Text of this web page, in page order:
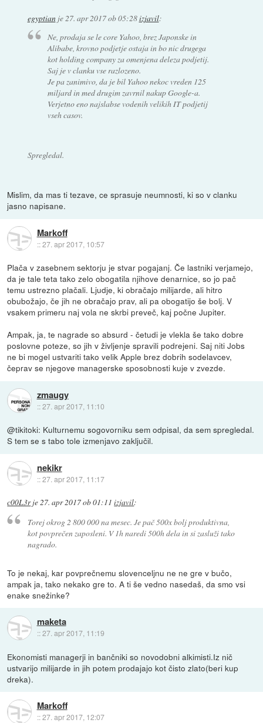
egyptianje 27. apr 2017 ob 05:28izjavil:
Ne, prodaja se le core Yahoo, brez Japonske in
Alibabe, krovno podjetje ostaja in bo nic drugega
kot holding company za omenjena deleza podjetij.
Saj je v clanku vse razlozeno.
Je pa zanimivo, da je bil Yahoo nekoc vreden 125
miljard in med drugim zavrnil nakup Google-a.
Verjetno eno najslabse vodenih velikih IT podjetij
vseh casov.
Spregledal.
Mislim, da mas ti tezave, ce sprasuje neumnosti, ki so v clanku
jasno napisane.
Markoff
::27. apr 2017, 10:57
Plača v zasebnem sektorju je stvar pogajanj. Če lastniki verjamejo,
da je tale teta tako zelo obogatila njihove denarnice, so jo pač
temu ustrezno plačali. Ljudje, ki obračajo milijarde, ali hitro
obubožajo, če jih ne obračajo prav, ali pa obogatijo še bolj. V
vsakem primeru naj vola ne skrbi preveč, kaj počne Jupiter.
Ampak, ja, te nagrade so absurd - četudi je vlekla še tako dobre
poslovne poteze, so jih v življenje spravili podrejeni. Saj niti Jobs
ne bi mogel ustvariti tako velik Apple brez dobrih sodelavcev,
čeprav se njegove managerske sposobnosti kuje v zvezde.
zmaugy
::27. apr 2017, 11:10
@tikitoki: Kulturnemu sogovorniku sem odpisal, da sem spregledal.
S tem se s tabo tole izmenjavo zaključil.
nekikr
::27. apr 2017, 11:17
c00L3rje27. apr 2017 ob 01:11 izjavil:
Torej okrog 2 800 000 na mesec. Je pač 500x bolj produktivna,
kot povprečen zaposleni. V 1h naredi 500h dela in si zasluži tako
nagrado.
To je nekaj, kar povprečnemu slovenceljnu ne ne gre v bučo,
ampak ja, tako nekako gre to. A ti še vedno nasedaš, da smo vsi
enake snežinke?
maketa
::27. apr 2017, 11:19
Ekonomisti managerji in bančniki so novodobni alkimisti.Iz nič
ustvarijo milijarde in jih potem prodajajo kot čisto zlato(beri kup
dreka).
Markoff
::27. apr 2017, 12:07